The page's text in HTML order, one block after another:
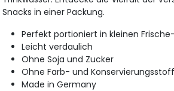
Snacks in einer Packung.
Perfekt portioniert in kleinen
Leicht verdaulich
Ohne Soja und Zucker
Ohne Farb- und
Made in Germany